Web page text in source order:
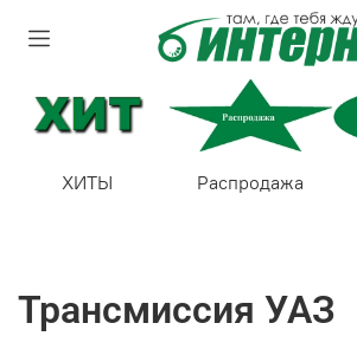
ХИТЫ Распродажа
Трансмиссия УАЗ